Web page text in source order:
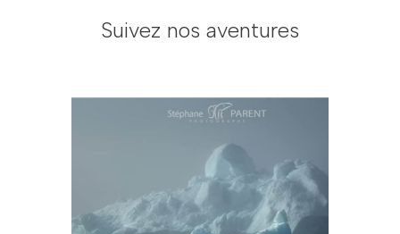
Suivez nos aventures